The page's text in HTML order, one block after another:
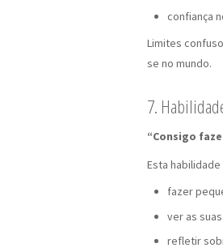
confiança
Limites
se no mundo.
7.
“Consigo
Esta
fazer
ver as
refletir